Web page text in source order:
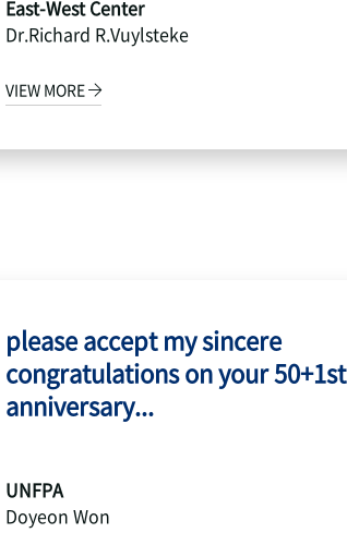
East-West Center
Dr.Richard R.Vuylsteke
VIEW MORE
please accept my sincere
congratulations on your 50+1st
anniversary...
UNFPA
Doyeon Won